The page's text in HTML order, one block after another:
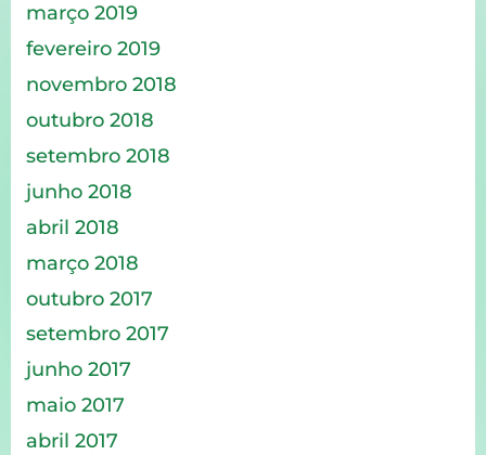
março 2019
fevereiro 2019
novembro 2018
outubro 2018
setembro 2018
junho 2018
abril 2018
março 2018
outubro 2017
setembro 2017
junho 2017
maio 2017
abril 2017